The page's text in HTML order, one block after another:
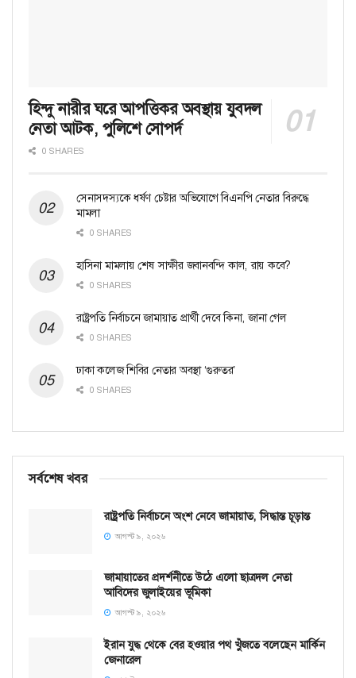
হিন্দু নারীর ঘরে আপত্তিকর অবস্থায় যুবদল
নেতা আটক, পুলিশে সোপর্দ
0 SHARES
সেনাসদস্যকে ধর্ষণ চেষ্টার অভিযোগে বিএনপি নেতার বিরুদ্ধে
মামলা
0 SHARES
হাসিনা মামলায় শেষ সাক্ষীর জবানবন্দি কাল, রায় কবে?
0 SHARES
রাষ্ট্রপতি নির্বাচনে জামায়াত প্রার্থী দেবে কিনা, জানা গেল
0 SHARES
ঢাকা কলেজ শিবির নেতার অবস্থা ‘গুরুতর’
0 SHARES
সর্বশেষ খবর
রাষ্ট্রপতি নির্বাচনে অংশ নেবে জামায়াত, সিদ্ধান্ত চূড়ান্ত
আগস্ট ৯, ২০২৬
জামায়াতের প্রদর্শনীতে উঠে এলো ছাত্রদল নেতা
আবিদের জুলাইয়ের ভূমিকা
আগস্ট ৯, ২০২৬
ইরান যুদ্ধ থেকে বের হওয়ার পথ খুঁজতে বলেছেন মার্কিন
জেনারেল